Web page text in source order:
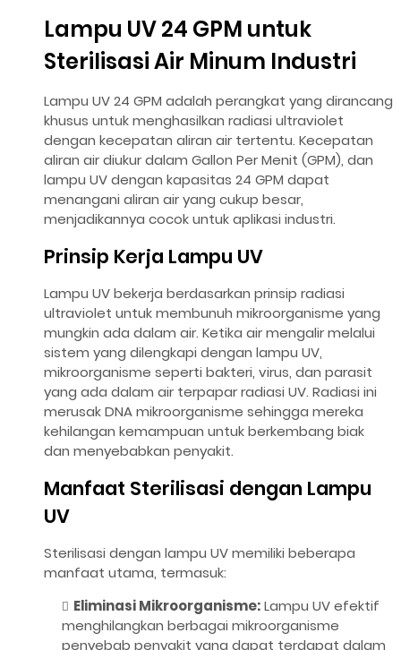
Lampu UV 24 GPM untuk
Sterilisasi Air Minum Industri
Lampu UV 24 GPM adalah perangkat yang dirancang
khusus untuk menghasilkan radiasi ultraviolet
dengan kecepatan aliran air tertentu. Kecepatan
aliran air diukur dalam Gallon Per Menit (GPM), dan
lampu UV dengan kapasitas 24 GPM dapat
menangani aliran air yang cukup besar,
menjadikannya cocok untuk aplikasi industri.
Prinsip Kerja Lampu UV
Lampu UV bekerja berdasarkan prinsip radiasi
ultraviolet untuk membunuh mikroorganisme yang
mungkin ada dalam air. Ketika air mengalir melalui
sistem yang dilengkapi dengan lampu UV,
mikroorganisme seperti bakteri, virus, dan parasit
yang ada dalam air terpapar radiasi UV. Radiasi ini
merusak DNA mikroorganisme sehingga mereka
kehilangan kemampuan untuk berkembang biak
dan menyebabkan penyakit.
Manfaat Sterilisasi dengan Lampu
UV
Sterilisasi dengan lampu UV memiliki beberapa
manfaat utama, termasuk:
Eliminasi Mikroorganisme:Lampu UV efektif
menghilangkan berbagai mikroorganisme
penyebab penyakit yang dapat terdapat dalam